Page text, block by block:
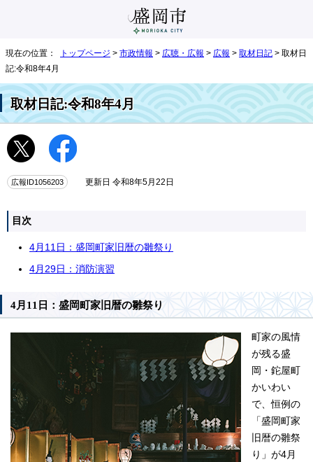
現在の位置： トップページ > 市政情報 > 広聴・広報 > 広報 > 取材日記 > 取材日
記:令和8年4月
取材日記:令和8年4月
広報ID1056203 更新日 令和8年5月22日
目次
4月11日：盛岡町家旧暦の雛祭り
4月29日：消防演習
4月11日：盛岡町家旧暦の雛祭り
町家の風情
が残る盛
岡・鉈屋町
かいわい
で、恒例の
「盛岡町家
旧暦の雛祭
り」が4月